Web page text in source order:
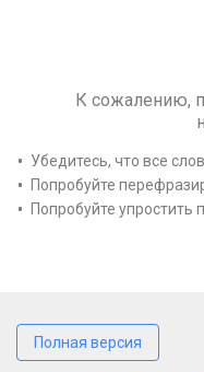
К сожалению,
Убедитесь, что все
Попробуйте
Попробуйте упростить
Полная версия